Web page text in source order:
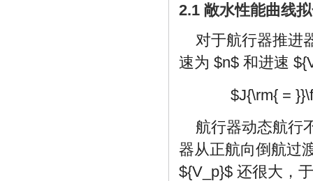
2.1 敞水性能曲线
对于航行器推进
速为 $n$ 和进速
$J{\rm{ =
航行器动态航行
器从正航向倒航过
${V_p}$ 还很大，